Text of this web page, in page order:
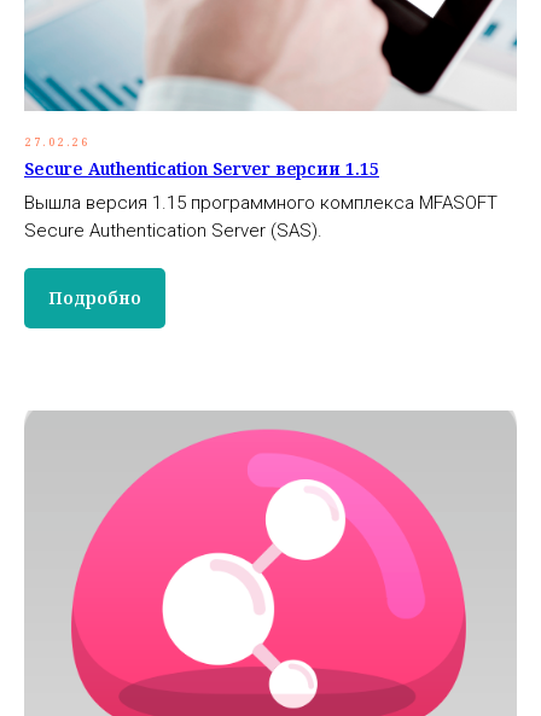
27.02.26
Secure Authentication Server версии 1.15
Вышла версия 1.15 программного комплекса MFASOFT
Secure Authentication Server (SAS).
Подробно